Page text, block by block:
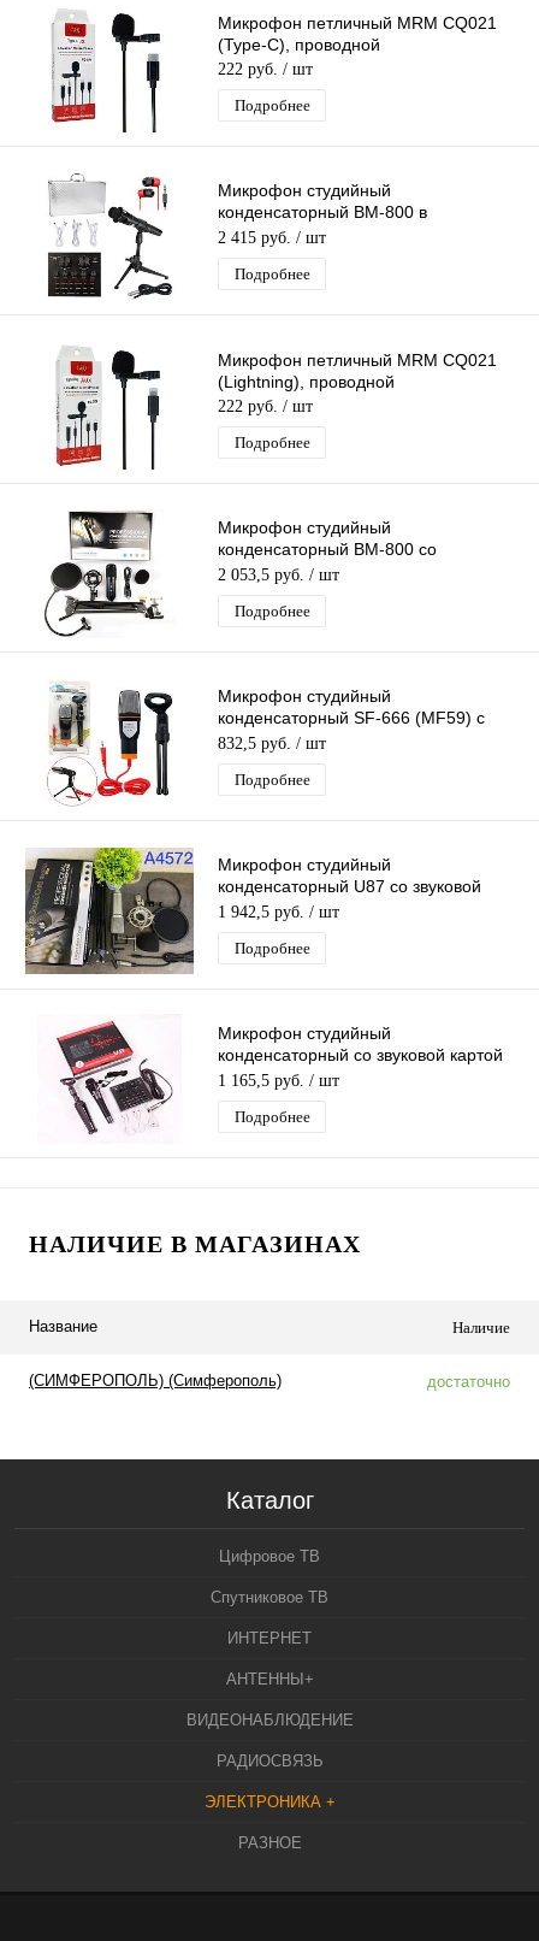
Микрофон петличный MRM CQ021
(Type-C), проводной
222 руб. / шт
Подробнее
Микрофон студийный
конденсаторный BM-800 в
Алюминиевом кейсе,со звуковой
картой V8,комплектация MF58
2 415 руб. / шт
Подробнее
Микрофон петличный MRM CQ021
(Lightning), проводной
222 руб. / шт
Подробнее
Микрофон студийный
конденсаторный BM-800 со
встроенной звуковой картой и
пантографом (компл. MF54)
2 053,5 руб. / шт
Подробнее
Микрофон студийный
конденсаторный SF-666 (MF59) с
подставкой
832,5 руб. / шт
Подробнее
Микрофон студийный
конденсаторный U87 со звуковой
картой (MF57)
1 942,5 руб. / шт
Подробнее
Микрофон студийный
конденсаторный со звуковой картой
V8, настольной треногой,
комплектация MF51
1 165,5 руб. / шт
Подробнее
НАЛИЧИЕ В МАГАЗИНАХ
Название Наличие
(СИМФЕРОПОЛЬ) (Симферополь) достаточно
Каталог
Цифровое ТВ
Спутниковое ТВ
ИНТЕРНЕТ
АНТЕННЫ+
ВИДЕОНАБЛЮДЕНИЕ
РАДИОСВЯЗЬ
ЭЛЕКТРОНИКА +
РАЗНОЕ